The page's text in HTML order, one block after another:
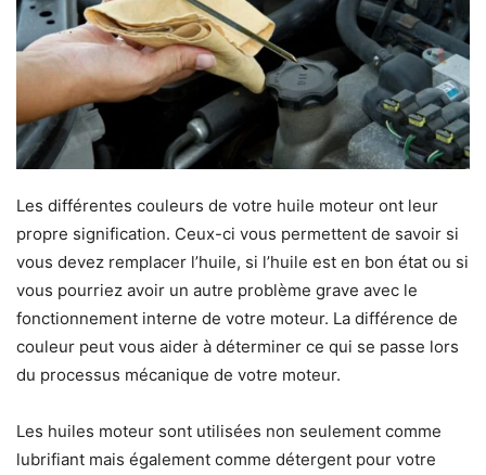
Les différentes couleurs de votre huile moteur ont leur
propre signification. Ceux-ci vous permettent de savoir si
vous devez remplacer l’huile, si l’huile est en bon état ou si
vous pourriez avoir un autre problème grave avec le
fonctionnement interne de votre moteur. La différence de
couleur peut vous aider à déterminer ce qui se passe lors
du processus mécanique de votre moteur.
Les huiles moteur sont utilisées non seulement comme
lubrifiant mais également comme détergent pour votre